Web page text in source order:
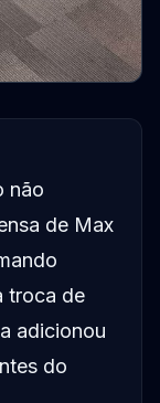
não
de Max
troca de
adicionou
do